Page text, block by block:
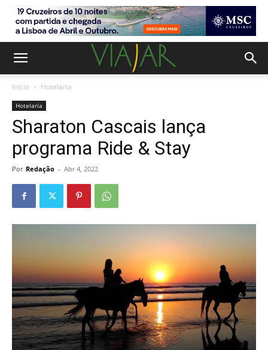
Início Hotelaria
Hotelaria
Sharaton Cascais lança
programa Ride & Stay
Por Redação - Abr 4, 2022